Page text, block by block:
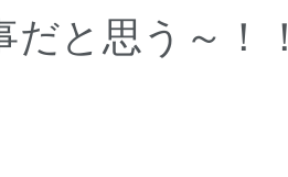
と思う～！！